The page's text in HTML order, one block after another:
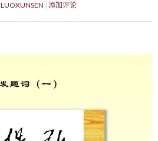
LUOXUNSEN 添加评论